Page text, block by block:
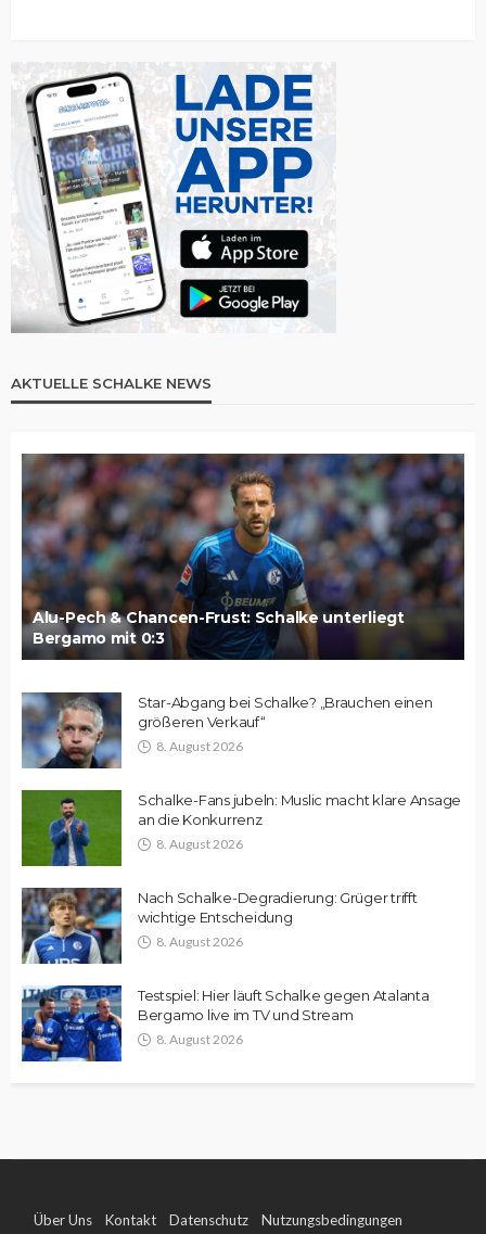
AKTUELLE SCHALKE NEWS
Alu-Pech & Chancen-Frust: Schalke unterliegt
Bergamo mit 0:3
Star-Abgang bei Schalke? „Brauchen einen
größeren Verkauf“
8. August 2026
Schalke-Fans jubeln: Muslic macht klare Ansage
an die Konkurrenz
8. August 2026
Nach Schalke-Degradierung: Grüger trifft
wichtige Entscheidung
8. August 2026
Testspiel: Hier läuft Schalke gegen Atalanta
Bergamo live im TV und Stream
8. August 2026
Über Uns Kontakt Datenschutz Nutzungsbedingungen